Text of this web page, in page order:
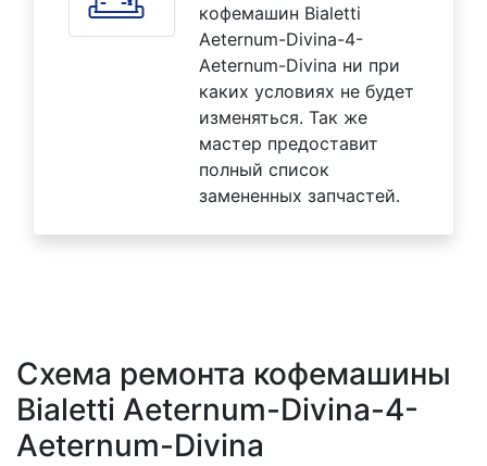
кофемашин Bialetti
Aeternum-Divina-4-
Aeternum-Divina ни при
каких условиях не будет
изменяться. Так же
мастер предоставит
полный список
замененных запчастей.
Схема ремонта кофемашины
Bialetti Aeternum-Divina-4-
Aeternum-Divina